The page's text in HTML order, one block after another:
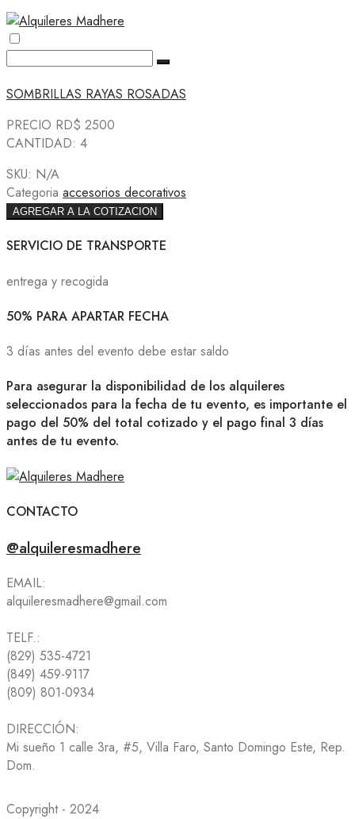
SOMBRILLAS RAYAS ROSADAS
PRECIO RD$ 2500
CANTIDAD: 4
SKU: N/A
Categoria accesorios decorativos
AGREGAR A LA COTIZACION
SERVICIO DE TRANSPORTE
entrega y recogida
50% PARA APARTAR FECHA
3 días antes del evento debe estar saldo
Para asegurar la disponibilidad de los alquileres
seleccionados para la fecha de tu evento, es importante el
pago del 50% del total cotizado y el pago final 3 días
antes de tu evento.
CONTACTO
@alquileresmadhere
EMAIL:
alquileresmadhere@gmail.com
TELF.:
(829) 535-4721
(849) 459-9117
(809) 801-0934
DIRECCIÓN:
Mi sueño 1 calle 3ra, #5, Villa Faro, Santo Domingo Este, Rep.
Dom.
Copyright - 2024